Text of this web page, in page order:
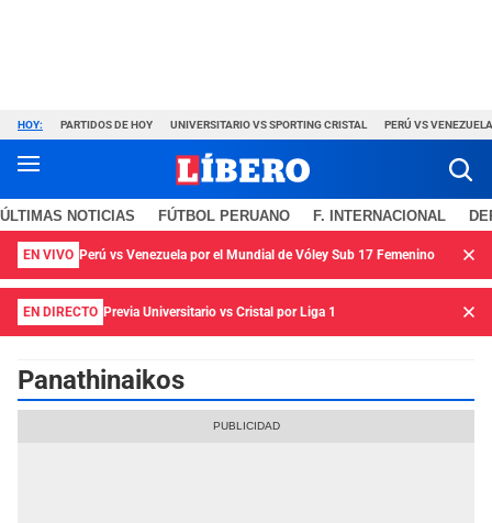
HOY: PARTIDOS DE HOY UNIVERSITARIO VS SPORTING CRISTAL PERÚ VS VENEZUELA
ÚLTIMAS NOTICIAS FÚTBOL PERUANO F. INTERNACIONAL
EN VIVO Perú vs Venezuela por el Mundial de Vóley Sub 17 Femenino
EN DIRECTO Previa Universitario vs Cristal por Liga 1
Panathinaikos